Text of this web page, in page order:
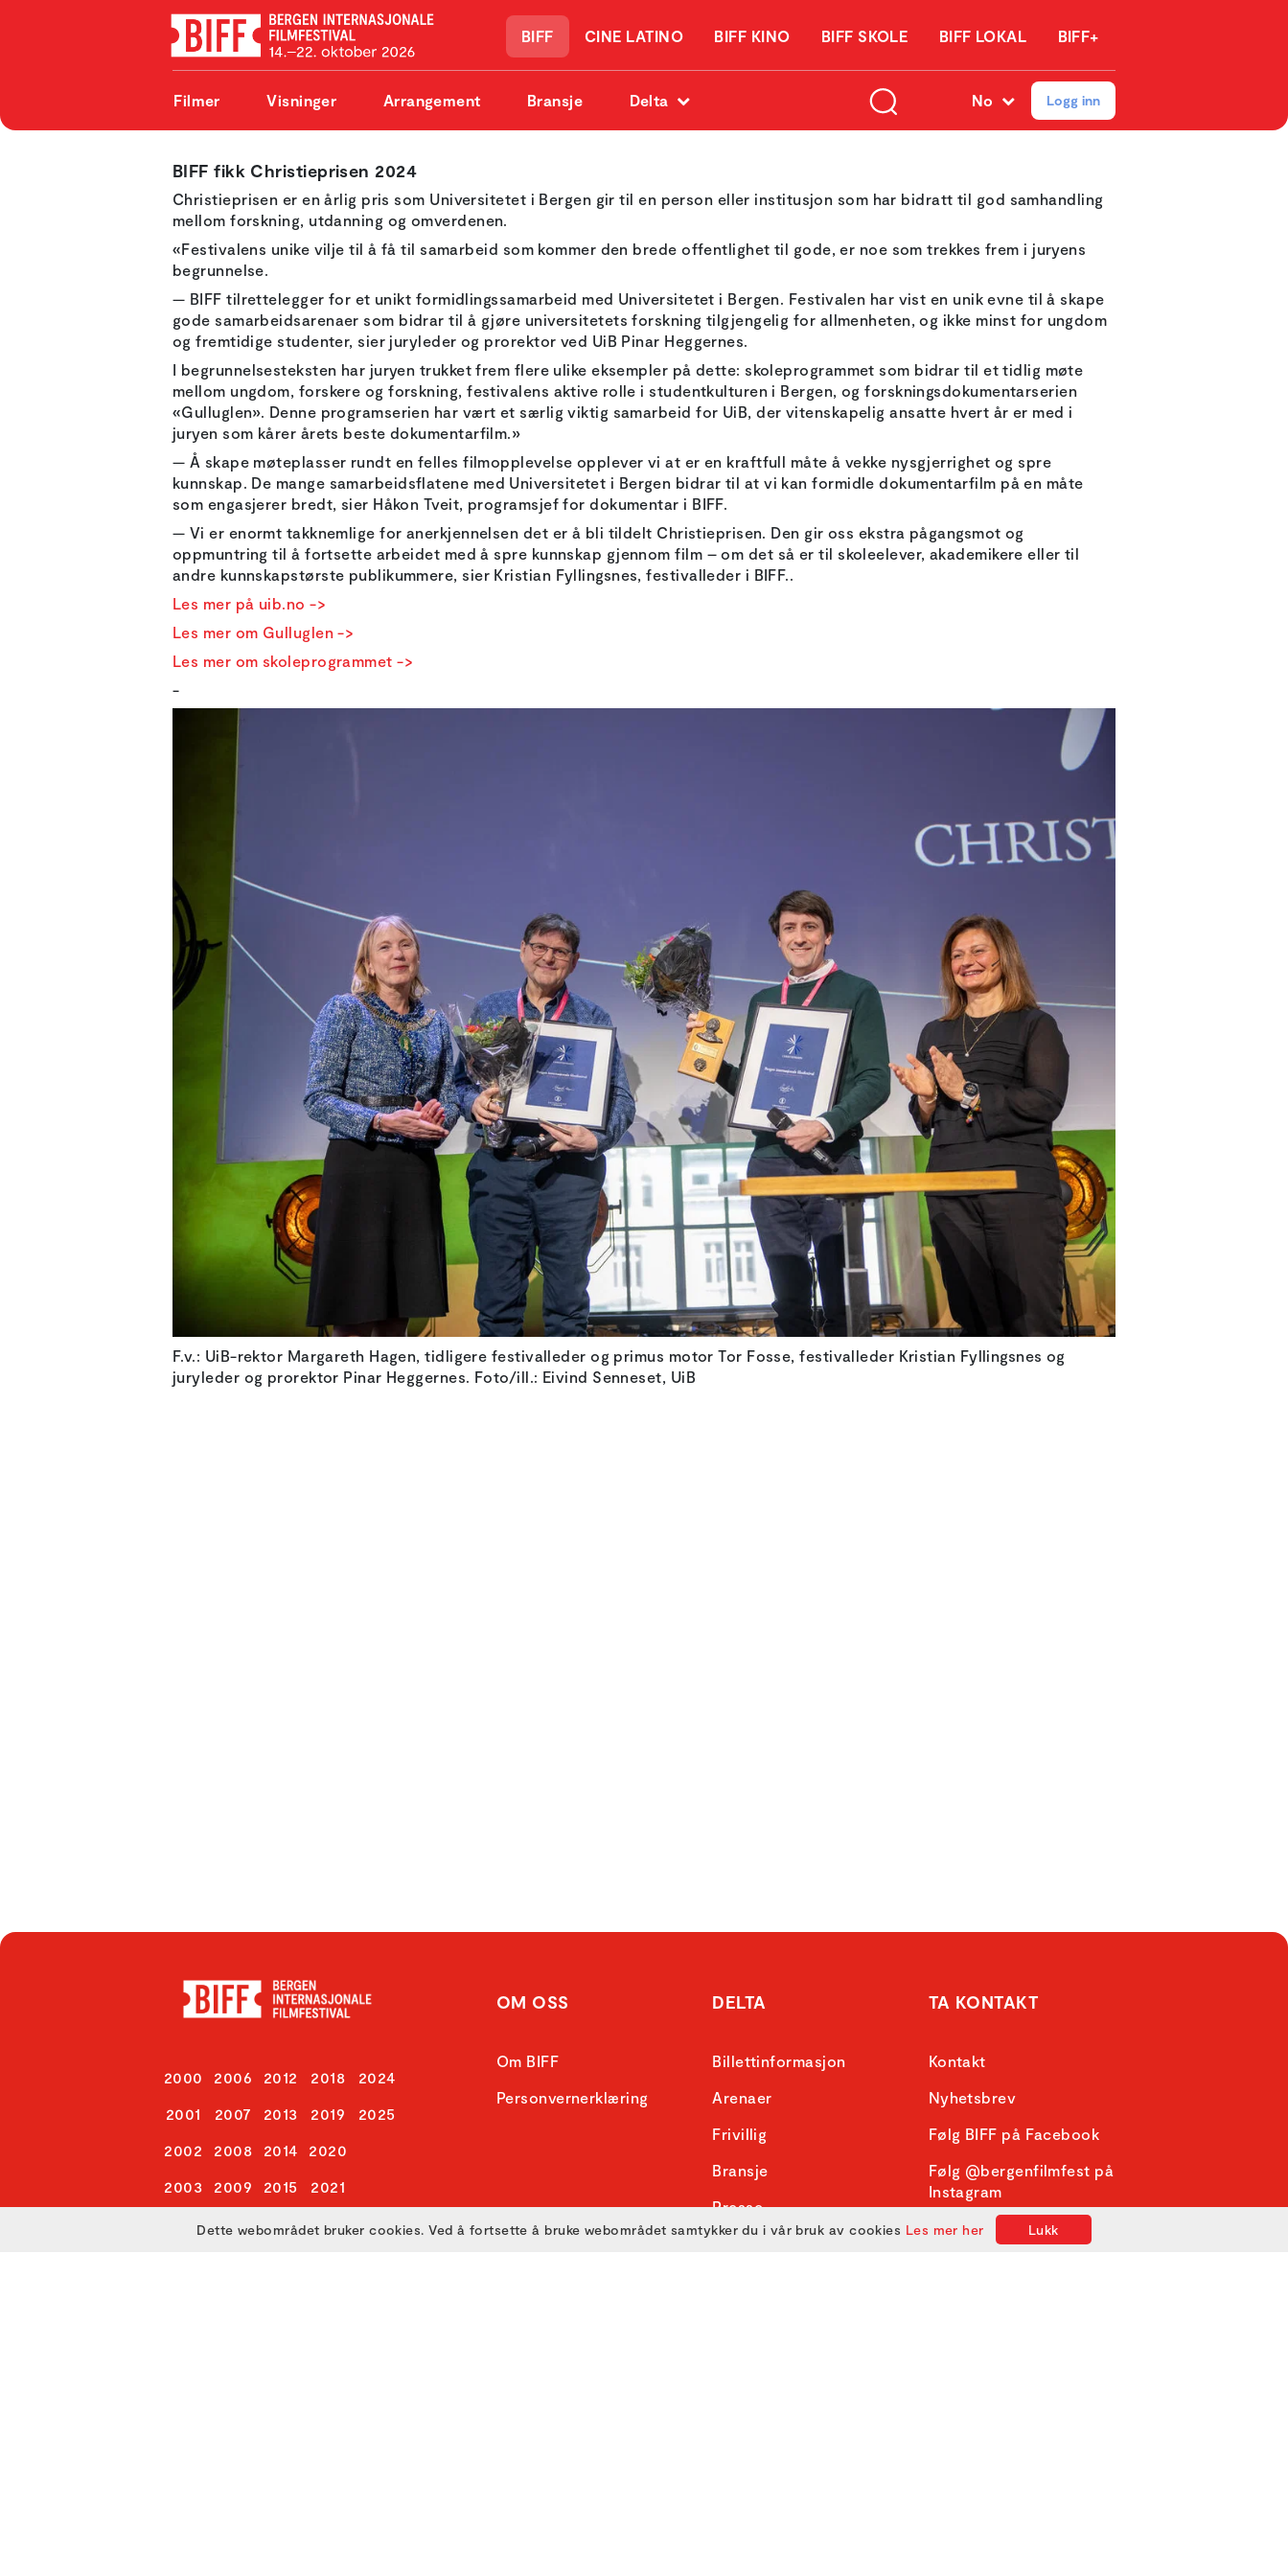
BIFF CINE LATINO BIFF KINO BIFF SKOLE BIFF LOKAL BIFF+
Filmer Visninger Arrangement Bransje Delta No Logg inn
BIFF fikk Christieprisen 2024
Christieprisen er en årlig pris som Universitetet i Bergen gir til en person eller institusjon som har bidratt til god samhandling
mellom forskning, utdanning og omverdenen.
«Festivalens unike vilje til å få til samarbeid som kommer den brede offentlighet til gode, er noe som trekkes frem i juryens
begrunnelse.
— BIFF tilrettelegger for et unikt formidlingssamarbeid med Universitetet i Bergen. Festivalen har vist en unik evne til å skape
gode samarbeidsarenaer som bidrar til å gjøre universitetets forskning tilgjengelig for allmenheten, og ikke minst for ungdom
og fremtidige studenter, sier juryleder og prorektor ved UiB Pinar Heggernes.
I begrunnelsesteksten har juryen trukket frem flere ulike eksempler på dette: skoleprogrammet som bidrar til et tidlig møte
mellom ungdom, forskere og forskning, festivalens aktive rolle i studentkulturen i Bergen, og forskningsdokumentarserien
«Gulluglen». Denne programserien har vært et særlig viktig samarbeid for UiB, der vitenskapelig ansatte hvert år er med i
juryen som kårer årets beste dokumentarfilm.»
— Å skape møteplasser rundt en felles filmopplevelse opplever vi at er en kraftfull måte å vekke nysgjerrighet og spre
kunnskap. De mange samarbeidsflatene med Universitetet i Bergen bidrar til at vi kan formidle dokumentarfilm på en måte
som engasjerer bredt, sier Håkon Tveit, programsjef for dokumentar i BIFF.
— Vi er enormt takknemlige for anerkjennelsen det er å bli tildelt Christieprisen. Den gir oss ekstra pågangsmot og
oppmuntring til å fortsette arbeidet med å spre kunnskap gjennom film – om det så er til skoleelever, akademikere eller til
andre kunnskapstørste publikummere, sier Kristian Fyllingsnes, festivalleder i BIFF..
Les mer på uib.no ->
Les mer om Gulluglen ->
Les mer om skoleprogrammet ->
-
F.v.: UiB-rektor Margareth Hagen, tidligere festivalleder og primus motor Tor Fosse, festivalleder Kristian Fyllingsnes og
juryleder og prorektor Pinar Heggernes. Foto/ill.: Eivind Senneset, UiB
2000
2001
2002
2003
2004
2006
2007
2008
2009
2010
2012
2013
2014
2015
2016
2018
2019
2020
2021
2022
2024
2025
OM OSS
Om BIFF
Personvernerklæring
DELTA
Billettinformasjon
Arenaer
Frivillig
Bransje
Presse
TA KONTAKT
Kontakt
Nyhetsbrev
Følg BIFF på Facebook
Følg @bergenfilmfest på
Instagram
Lukk
Dette webområdet bruker cookies. Ved å fortsette å bruke webområdet samtykker du i vår bruk av cookies Les mer her